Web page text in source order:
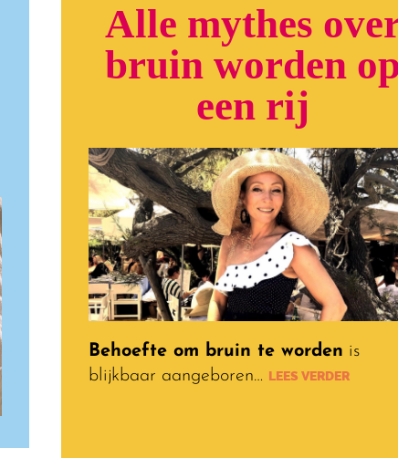
Alle mythes
bruin worden
een rij
Behoefte om bruin te worden is
blijkbaar aangeboren… LEES VERDER